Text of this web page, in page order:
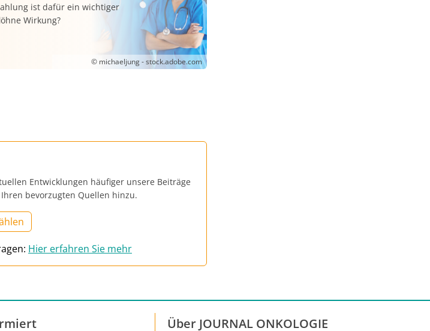
ist dafür ein wichtiger
Wirkung?
© michaeljung - stock.adobe.com
Entwicklungen häufiger unsere Beiträge
bevorzugten Quellen hinzu.
Hier erfahren Sie mehr
Über JOURNAL ONKOLOGIE